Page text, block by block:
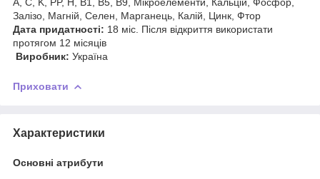
Залізо, Магній, Селен, Марганець, Калій, Цинк, Фтор
Дата придатності: 18 міс. Після відкриття використати
протягом 12 місяців
Виробник: Україна
Приховати
Характеристики
Основні атрибути